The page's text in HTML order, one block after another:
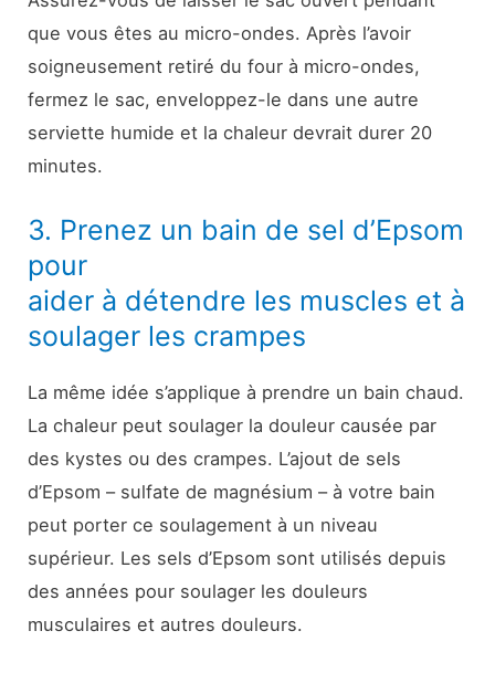
que vous êtes au micro-ondes. Après l’avoir
soigneusement retiré du four à micro-ondes,
fermez le sac, enveloppez-le dans une autre
serviette humide et la chaleur devrait durer 20
minutes.
3. Prenez un bain de sel d’Epsom
pour
aider à détendre les muscles et à
soulager les crampes
La même idée s’applique à prendre un bain chaud.
La chaleur peut soulager la douleur causée par
des kystes ou des crampes. L’ajout de sels
d’Epsom – sulfate de magnésium – à votre bain
peut porter ce soulagement à un niveau
supérieur. Les sels d’Epsom sont utilisés depuis
des années pour soulager les douleurs
musculaires et autres douleurs.